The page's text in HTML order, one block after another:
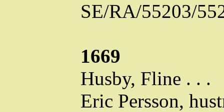
SE/RA/55203/
1669
Husby, Fline . . .
Eric Persson,